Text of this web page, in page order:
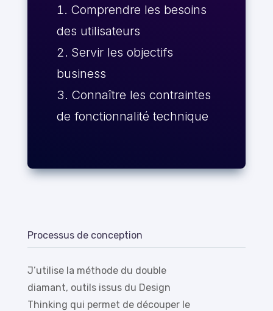
Comprendre les besoins
des utilisateurs
Servir les objectifs
business
Connaître les contraintes
de fonctionnalité technique
Processus de conception
J’utilise la méthode du double
diamant, outils issus du Design
Thinking qui permet de découper le